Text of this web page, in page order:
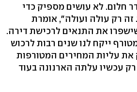
חלום. לא עושים מספיק כדי
זה רק עולה ועולה", אומרת
את התנאים לרכישת דירה.
ייקח לנו שנים רבות לרכוש
את עליות המחירים המטורפות
עכשיו עלתה הארנונה בעוד